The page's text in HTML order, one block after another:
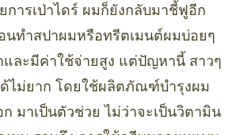
ารเป่าไดร์ ผมก็ยังกลับมาชี้ฟูอีก
นทำสปาผมหรือทรีตเมนต์ผมบ่อยๆ
และมีค่าใช้จ่ายสูง แต่ปัญหานี้ สาวๆ
ด้ไม่ยาก โดยใช้ผลิตภัณฑ์บำรุงผม
มาเป็นตัวช่วย ไม่ว่าจะเป็นวิตามิน